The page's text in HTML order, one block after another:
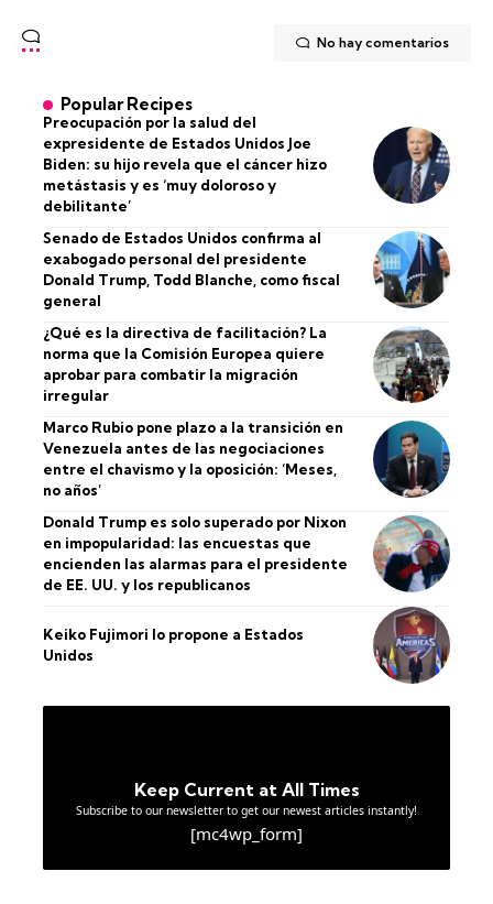
No hay comentarios
Popular Recipes
Preocupación por la salud del
expresidente de Estados Unidos Joe
Biden: su hijo revela que el cáncer hizo
metástasis y es ‘muy doloroso y
debilitante’
Senado de Estados Unidos confirma al
exabogado personal del presidente
Donald Trump, Todd Blanche, como fiscal
general
¿Qué es la directiva de facilitación? La
norma que la Comisión Europea quiere
aprobar para combatir la migración
irregular
Marco Rubio pone plazo a la transición en
Venezuela antes de las negociaciones
entre el chavismo y la oposición: ‘Meses,
no años’
Donald Trump es solo superado por Nixon
en impopularidad: las encuestas que
encienden las alarmas para el presidente
de EE. UU. y los republicanos
Keiko Fujimori lo propone a Estados
Unidos
Keep Current at All Times
Subscribe to our newsletter to get our newest articles instantly!
[mc4wp_form]